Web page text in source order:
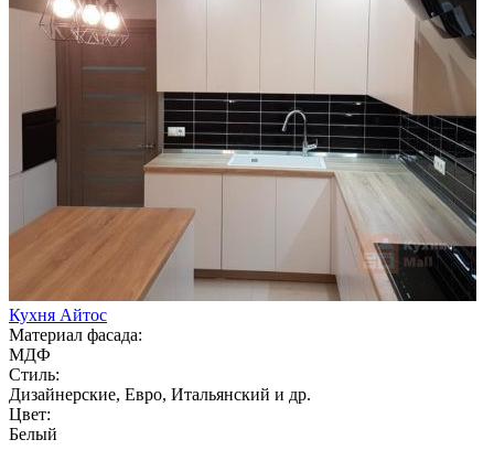
Кухня Айтос
Материал фасада:
МДФ
Стиль:
Дизайнерские, Евро, Итальянский и др.
Цвет:
Белый